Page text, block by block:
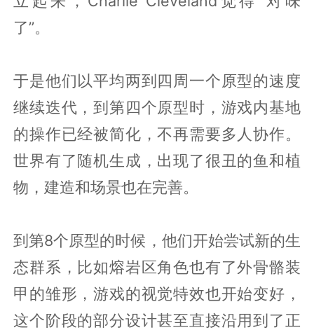
了”。
于是他们以平均两到四周一个原型的速度
继续迭代，到第四个原型时，游戏内基地
的操作已经被简化，不再需要多人协作。
世界有了随机生成，出现了很丑的鱼和植
物，建造和场景也在完善。
到第8个原型的时候，他们开始尝试新的生
态群系，比如熔岩区角色也有了外骨骼装
甲的雏形，游戏的视觉特效也开始变好，
这个阶段的部分设计甚至直接沿用到了正